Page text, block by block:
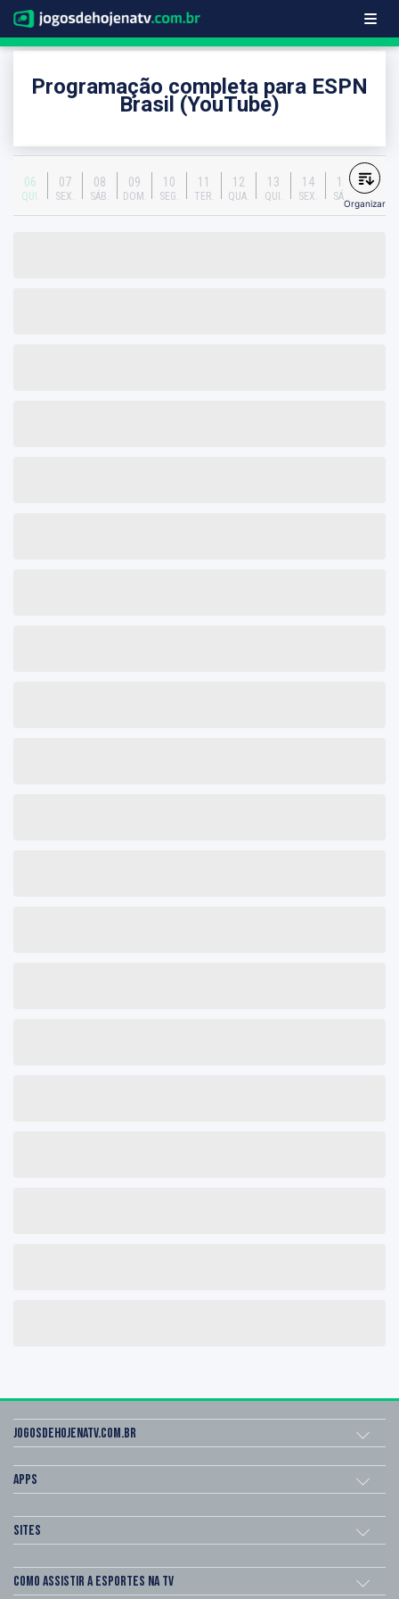
Programação completa para ESPN
Brasil (YouTube)
06
QUI.
07
SEX.
08
SÁB.
09
DOM.
10
SEG.
11
TER.
12
QUA.
13
QUI.
14
SEX.
15
SÁB.
Organizar
Jogosdehojenatv.com.br
Apps
Sites
Como assistir a esportes na TV